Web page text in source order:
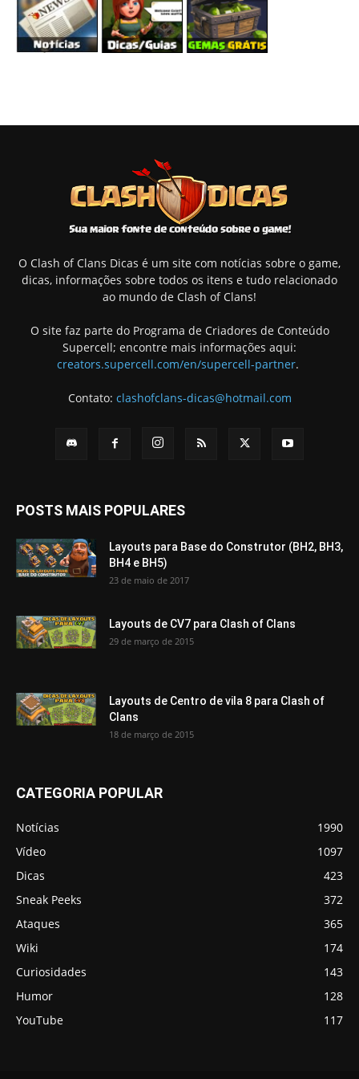
O Clash of Clans Dicas é um site com notícias sobre o game,
dicas, informações sobre todos os itens e tudo relacionado
ao mundo de Clash of Clans!
O site faz parte do Programa de Criadores de Conteúdo
Supercell; encontre mais informações aqui:
creators.supercell.com/en/supercell-partner.
Contato: clashofclans-dicas@hotmail.com
POSTS MAIS POPULARES
Layouts para Base do Construtor (BH2, BH3,
BH4 e BH5)
23 de maio de 2017
Layouts de CV7 para Clash of Clans
29 de março de 2015
Layouts de Centro de vila 8 para Clash of
Clans
18 de março de 2015
CATEGORIA POPULAR
Notícias
1990
Vídeo
1097
Dicas
423
Sneak Peeks
372
Ataques
365
Wiki
174
Curiosidades
143
Humor
128
YouTube
117